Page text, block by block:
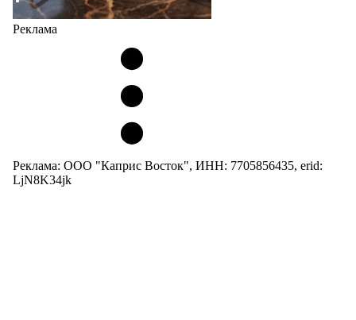
Реклама
Реклама: ООО "Каприс Восток", ИНН: 7705856435, erid:
LjN8K34jk